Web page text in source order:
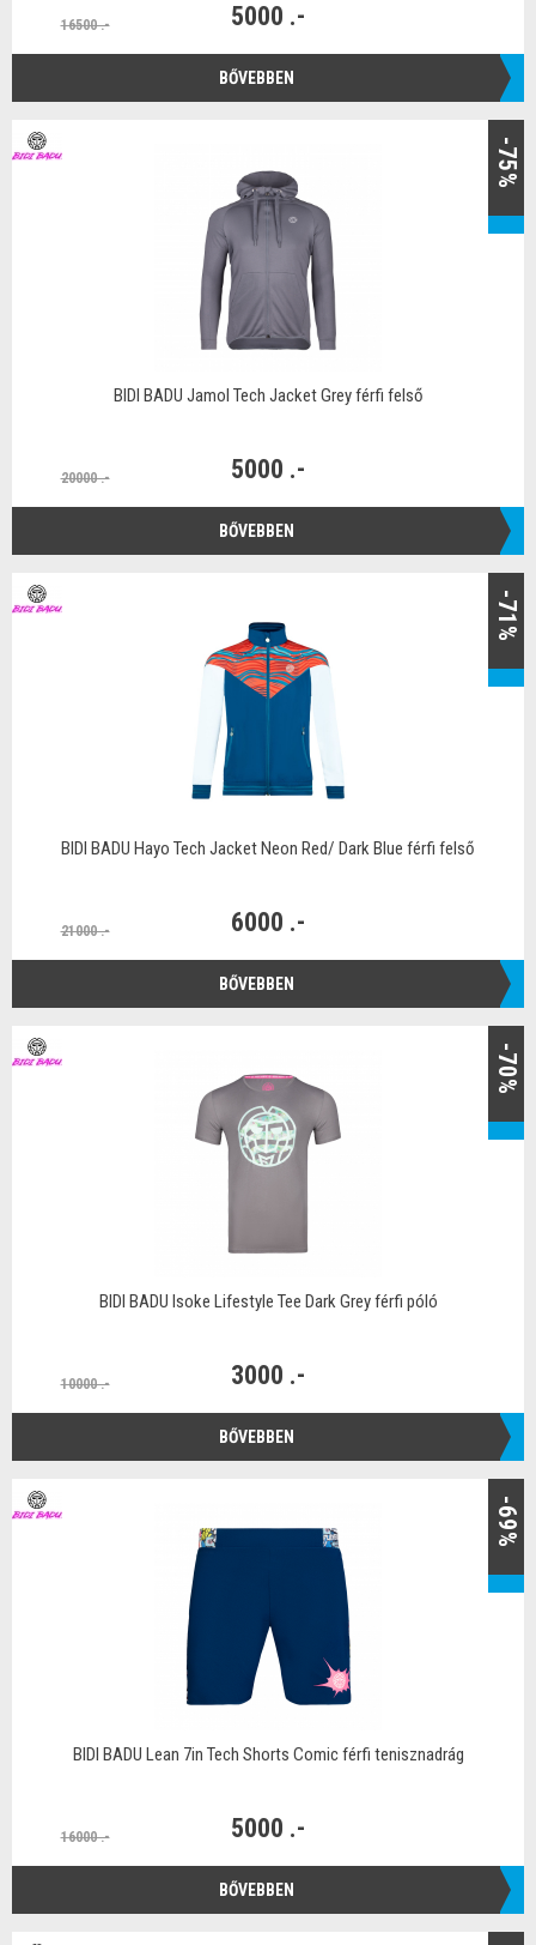
16500 .- 5000 .-
BŐVEBBEN
-75%
BIDI BADU Jamol Tech Jacket Grey férfi felső
20000 .- 5000 .-
BŐVEBBEN
-71%
BIDI BADU Hayo Tech Jacket Neon Red/ Dark Blue férfi felső
21000 .- 6000 .-
BŐVEBBEN
-70%
BIDI BADU Isoke Lifestyle Tee Dark Grey férfi póló
10000 .- 3000 .-
BŐVEBBEN
-69%
BIDI BADU Lean 7in Tech Shorts Comic férfi tenisznadrág
16000 .- 5000 .-
BŐVEBBEN